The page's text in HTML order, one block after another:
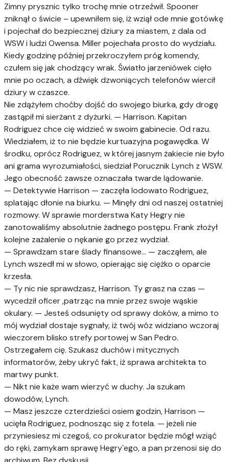
Zimny prysznic tylko trochę mnie otrzeźwił. Spooner
zniknął o świcie – upewniłem się, iż wziął ode mnie gotówkę
i pojechał do bezpiecznej dziury za miastem, z dala od
WSW i ludzi Owensa. Miller pojechała prosto do wydziału.
Kiedy godzinę później przekroczyłem próg komendy,
czułem się jak chodzący wrak. Światło jarzeniówek cięło
mnie po oczach, a dźwięk dzwoniących telefonów wiercił
dziury w czaszce.
Nie zdążyłem choćby dojść do swojego biurka, gdy drogę
zastąpił mi sierżant z dyżurki. — Harrison. Kapitan
Rodriguez chce cię widzieć w swoim gabinecie. Od razu.
Wiedziałem, iż to nie będzie kurtuazyjna pogawędka. W
środku, oprócz Rodriguez, w której jasnym żakiecie nie było
ani grama wyrozumiałości, siedział Porucznik Lynch z WSW.
Jego obecność zawsze oznaczała twarde lądowanie.
— Detektywie Harrison — zaczęła lodowato Rodriguez,
splatając dłonie na biurku. — Minęły dni od naszej ostatniej
rozmowy. W sprawie morderstwa Katy Hegry nie
zanotowaliśmy absolutnie żadnego postępu. Frank złożył
kolejne zażalenie o nękanie go przez wydział.
— Sprawdzam stare ślady finansowe... — zacząłem, ale
Lynch wszedł mi w słowo, opierając się ciężko o oparcie
krzesła.
— Ty nic nie sprawdzasz, Harrison. Ty grasz na czas —
wycedził oficer ,patrząc na mnie przez swoje wąskie
okulary. — Jesteś odsunięty od sprawy doków, a mimo to
mój wydział dostaje sygnały, iż twój wóz widziano wczoraj
wieczorem blisko strefy portowej w San Pedro.
Ostrzegałem cię. Szukasz duchów i mitycznych
informatorów, żeby ukryć fakt, iż sprawa architekta to
martwy punkt.
— Nikt nie każe wam wierzyć w duchy. Ja szukam
dowodów, Lynch.
— Masz jeszcze czterdzieści osiem godzin, Harrison —
ucięła Rodriguez, podnosząc się z fotela. — jeżeli nie
przyniesiesz mi czegoś, co prokurator będzie mógł wziąć
do ręki, zamykam sprawę Hegry`ego, a pan przenosi się do